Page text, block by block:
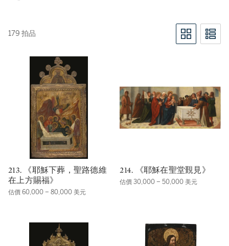
179 拍品
213. 《耶穌下葬，聖路德維
在上方賜福》
估價 60,000 – 80,000 美元
214. 《耶穌在聖堂覲見》
估價 30,000 – 50,000 美元